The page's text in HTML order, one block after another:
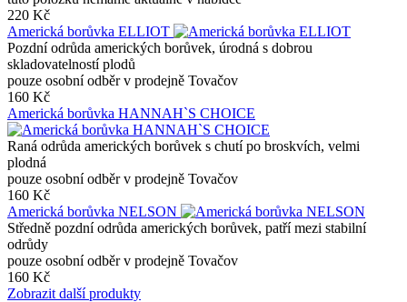
220 Kč
Americká borůvka ELLIOT
Pozdní odrůda amerických borůvek, úrodná s dobrou
skladovatelností plodů
pouze osobní odběr v prodejně Tovačov
160 Kč
Americká borůvka HANNAH`S CHOICE
Raná odrůda amerických borůvek s chutí po broskvích, velmi
plodná
pouze osobní odběr v prodejně Tovačov
160 Kč
Americká borůvka NELSON
Středně pozdní odrůda amerických borůvek, patří mezi stabilní
odrůdy
pouze osobní odběr v prodejně Tovačov
160 Kč
Zobrazit další produkty